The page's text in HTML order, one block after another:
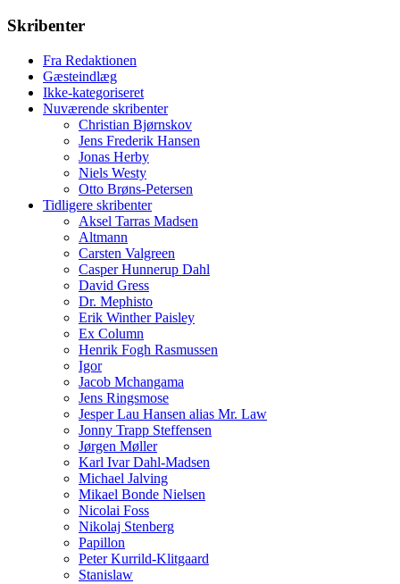
Skribenter
Fra Redaktionen
Gæsteindlæg
Ikke-kategoriseret
Nuværende skribenter
Christian Bjørnskov
Jens Frederik Hansen
Jonas Herby
Niels Westy
Otto Brøns-Petersen
Tidligere skribenter
Aksel Tarras Madsen
Altmann
Carsten Valgreen
Casper Hunnerup Dahl
David Gress
Dr. Mephisto
Erik Winther Paisley
Ex Column
Henrik Fogh Rasmussen
Igor
Jacob Mchangama
Jens Ringsmose
Jesper Lau Hansen alias Mr. Law
Jonny Trapp Steffensen
Jørgen Møller
Karl Ivar Dahl-Madsen
Michael Jalving
Mikael Bonde Nielsen
Nicolai Foss
Nikolaj Stenberg
Papillon
Peter Kurrild-Klitgaard
Stanislaw